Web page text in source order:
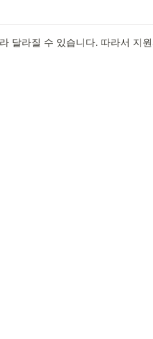
달라질 수 있습니다. 따라서 지